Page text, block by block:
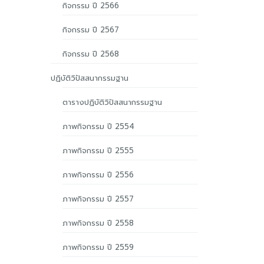
กิจกรรม ปี 2566
กิจกรรม ปี 2567
กิจกรรม ปี 2568
ปฏิบัติวิปัสสนากรรมฐาน
ตารางปฏิบัติวิปัสสนากรรมฐาน
ภาพกิจกรรม ปี 2554
ภาพกิจกรรม ปี 2555
ภาพกิจกรรม ปี 2556
ภาพกิจกรรม ปี 2557
ภาพกิจกรรม ปี 2558
ภาพกิจกรรม ปี 2559